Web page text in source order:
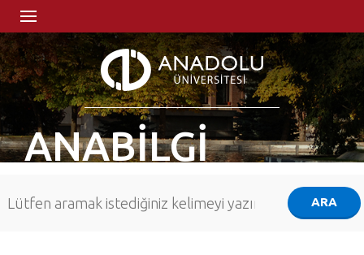
ANABİLGİ